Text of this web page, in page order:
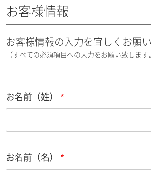
お客様情報
お客様情報の入力を宜しくお願い
（すべての必須項目への入力をお願い致します
お名前（姓）
お名前（名）